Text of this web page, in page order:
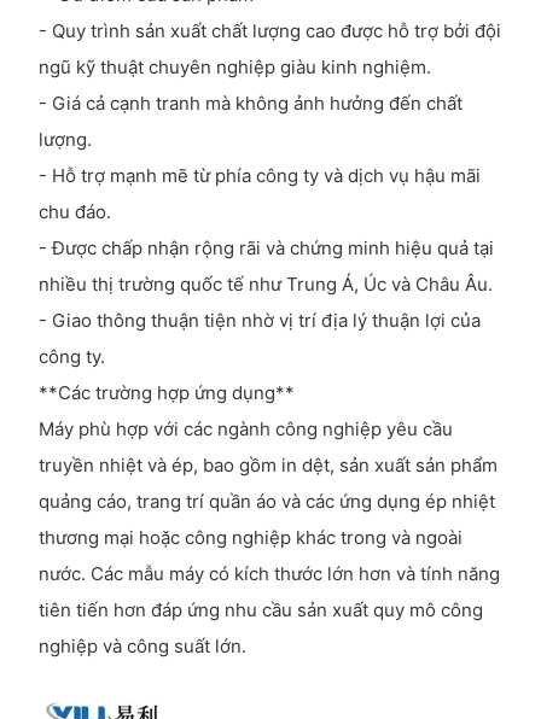
- Quy trình sản xuất chất lượng cao được hỗ trợ bởi đội
ngũ kỹ thuật chuyên nghiệp giàu kinh nghiệm.
- Giá cả cạnh tranh mà không ảnh hưởng đến chất
lượng.
- Hỗ trợ mạnh mẽ từ phía công ty và dịch vụ hậu mãi
chu đáo.
- Được chấp nhận rộng rãi và chứng minh hiệu quả tại
nhiều thị trường quốc tế như Trung Á, Úc và Châu Âu.
- Giao thông thuận tiện nhờ vị trí địa lý thuận lợi của
công ty.
**Các trường hợp ứng dụng**
Máy phù hợp với các ngành công nghiệp yêu cầu
truyền nhiệt và ép, bao gồm in dệt, sản xuất sản phẩm
quảng cáo, trang trí quần áo và các ứng dụng ép nhiệt
thương mại hoặc công nghiệp khác trong và ngoài
nước. Các mẫu máy có kích thước lớn hơn và tính năng
tiên tiến hơn đáp ứng nhu cầu sản xuất quy mô công
nghiệp và công suất lớn.